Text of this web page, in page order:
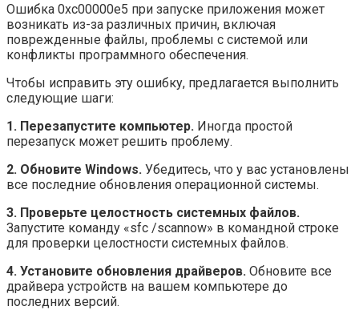
Ошибка 0xc00000e5 при запуске приложения может
возникать из-за различных причин, включая
поврежденные файлы, проблемы с системой или
конфликты программного обеспечения.
Чтобы исправить эту ошибку, предлагается выполнить
следующие шаги:
1. Перезапустите компьютер. Иногда простой
перезапуск может решить проблему.
2. Обновите Windows. Убедитесь, что у вас установлены
все последние обновления операционной системы.
3. Проверьте целостность системных файлов.
Запустите команду «sfc /scannow» в командной строке
для проверки целостности системных файлов.
4. Установите обновления драйверов. Обновите все
драйвера устройств на вашем компьютере до
последних версий.